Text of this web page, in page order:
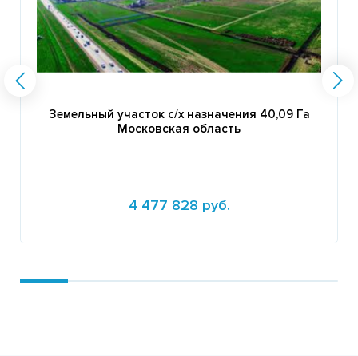
Земельный участок с/х назначения 40,09 Га
Московская область
4 477 828 руб.